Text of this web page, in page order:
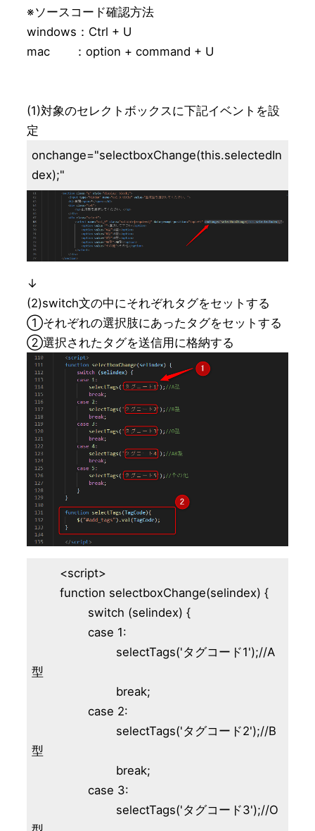
※ソースコード確認方法
windows：Ctrl + U
mac　　：option + command + U
(1)対象のセレクトボックスに下記イベントを設
定
onchange="selectboxChange(this.selectedIn
dex);"
↓
(2)switch文の中にそれぞれタグをセットする
①それぞれの選択肢にあったタグをセットする
②選択されたタグを送信用に格納する
	function selectboxChange(selindex) {
		case 1:
型
		case 2:
型
		case 3: